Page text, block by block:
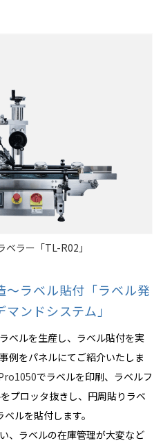
ベラー「TL-R02」
～ラベル貼付「ラベル発
ンドシステム」
ベルを生産し、ラベル貼付を実
例をパネルにてご紹介いたしま
でラベルを印刷、ラベルフ
プロッタ抜きし、円周貼りラベ
ベルを貼付します。
、ラベルの在庫管理が大変など